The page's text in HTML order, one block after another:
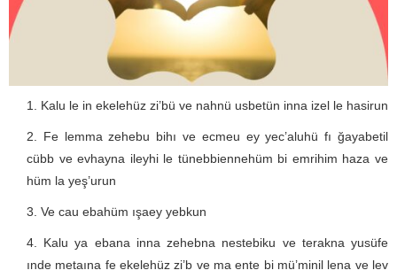
Kalu le in ekelehüz zi’bü ve nahnü usbetün inna izel le hasirun
Fe lemma zehebu bihı ve ecmeu ey yec’aluhü fı ğayabetil
cübb ve evhayna ileyhi le tünebbiennehüm bi emrihim haza ve
hüm la yeş’urun
Ve cau ebahüm ışaey yebkun
Kalu ya ebana inna zehebna nestebiku ve terakna yusüfe
ınde metaına fe ekelehüz zi’b ve ma ente bi mü’minil lena ve lev